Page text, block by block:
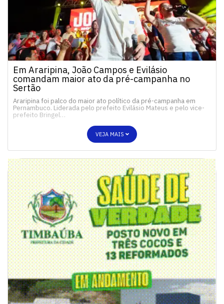
Em Araripina, João Campos e Evilásio
comandam maior ato da pré-campanha no
Sertão
Araripina foi palco do maior ato político da pré-campanha em
Pernambuco. Liderada pelo prefeito Evilásio Mateus e pelo vice-
prefeito Bringel…
VEJA MAIS